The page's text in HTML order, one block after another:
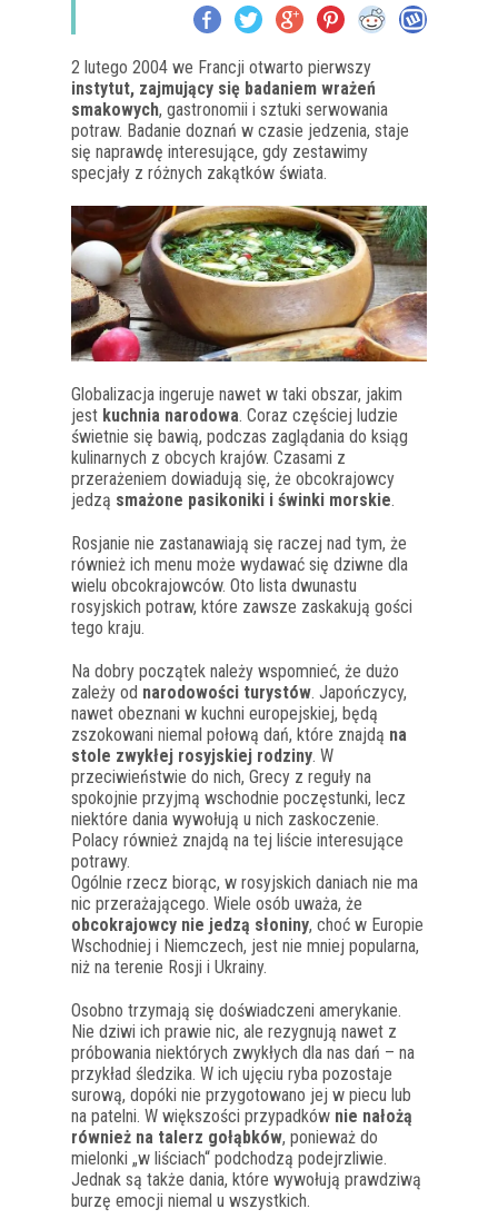
2 lutego 2004 we Francji otwarto pierwszy
instytut, zajmujący się badaniem wrażeń
smakowych, gastronomii i sztuki serwowania
potraw. Badanie doznań w czasie jedzenia, staje
się naprawdę interesujące, gdy zestawimy
specjały z różnych zakątków świata.
Globalizacja ingeruje nawet w taki obszar, jakim
jest kuchnia narodowa. Coraz częściej ludzie
świetnie się bawią, podczas zaglądania do ksiąg
kulinarnych z obcych krajów. Czasami z
przerażeniem dowiadują się, że obcokrajowcy
jedzą smażone pasikoniki i świnki morskie.
Rosjanie nie zastanawiają się raczej nad tym, że
również ich menu może wydawać się dziwne dla
wielu obcokrajowców. Oto lista dwunastu
rosyjskich potraw, które zawsze zaskakują gości
tego kraju.
Na dobry początek należy wspomnieć, że dużo
zależy od narodowości turystów. Japończycy,
nawet obeznani w kuchni europejskiej, będą
zszokowani niemal połową dań, które znajdą na
stole zwykłej rosyjskiej rodziny. W
przeciwieństwie do nich, Grecy z reguły na
spokojnie przyjmą wschodnie poczęstunki, lecz
niektóre dania wywołują u nich zaskoczenie.
Polacy również znajdą na tej liście interesujące
potrawy.
Ogólnie rzecz biorąc, w rosyjskich daniach nie ma
nic przerażającego. Wiele osób uważa, że
obcokrajowcy nie jedzą słoniny, choć w Europie
Wschodniej i Niemczech, jest nie mniej popularna,
niż na terenie Rosji i Ukrainy.
Osobno trzymają się doświadczeni amerykanie.
Nie dziwi ich prawie nic, ale rezygnują nawet z
próbowania niektórych zwykłych dla nas dań – na
przykład śledzika. W ich ujęciu ryba pozostaje
surową, dopóki nie przygotowano jej w piecu lub
na patelni. W większości przypadków nie nałożą
również na talerz gołąbków, ponieważ do
mielonki „w liściach“ podchodzą podejrzliwie.
Jednak są także dania, które wywołują prawdziwą
burzę emocji niemal u wszystkich.